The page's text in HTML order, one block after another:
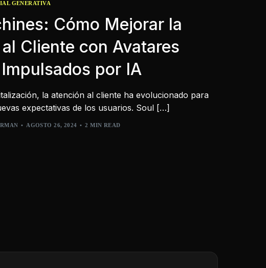
GENERATIVA
Cómo Mejorar la
Cliente con Avatares
por IA
la atención al cliente ha evolucionado para
expectativas de los usuarios. Soul […]
AGOSTO 26, 2024 2 MIN READ